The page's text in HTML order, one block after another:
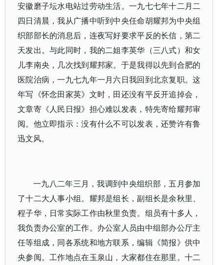
安徽磨子坛水电站过劳动生活。一九七七年十二月二
四日清晨，我从广播中听到中央任命胡耀邦为中央组
织部部长的消息后，连夜写好要求平反的长信，第二
天发出。与此同时，我的二姐李英华（三八式）和女
儿李南央，几次找到耀邦家。于是我得以先到合肥的
医院治病，一九七九年一月六日我回到北京复职。这
年写《怀念田家英》文时，田还没有平反开追掉会，
文章寄《人民日报》担心难以发表，特先寄给耀邦审
阅。他立即指示：没有什么不可以发表，还赞许有鲁
迅文风。
一九八二年三月，我调到中央组织部，五月参加
了十二大人事小组。耀邦是组长，副组长是余秋里、
程子华，日常实际工作由秋里负责。组员有十多人，
我负责办公室的工作。办公室人员由中组部办公厅主
任等组成，同各系统和地方联系，编辑《简报》供中
央参阅。工作地点在玉泉山，大家都住在那里。十二